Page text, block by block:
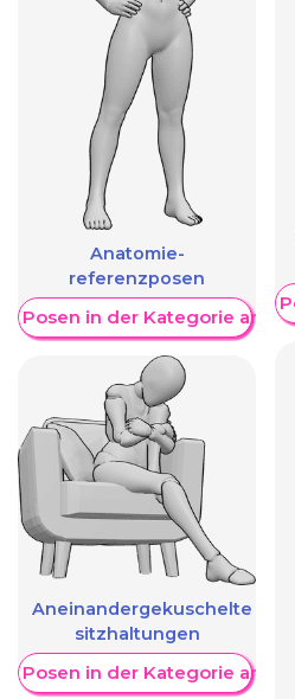
Anatomie-
referenzposen
Posen in der Kategorie
Aneinandergekuschelte
sitzhaltungen
Posen in der Kategorie
Weitere